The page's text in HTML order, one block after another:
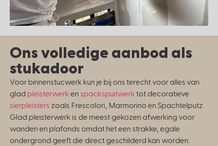
Ons volledige aanbod als
stukadoor
Voor binnenstucwerk kun je bij ons terecht voor alles van
glad pleisterwerk en spackspuitwerk tot decoratieve
sierpleisters zoals Frescolori, Marmorino en Spachtelputz.
Glad pleisterwerk is de meest gekozen afwerking voor
wanden en plafonds omdat het een strakke, egale
ondergrond geeft die direct geschilderd kan worden.